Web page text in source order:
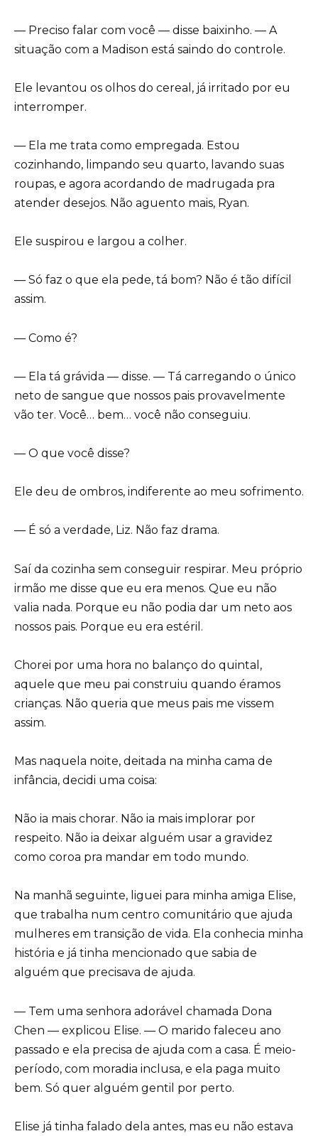
— Preciso falar com você — disse baixinho. — A
situação com a Madison está saindo do controle.
Ele levantou os olhos do cereal, já irritado por eu
interromper.
— Ela me trata como empregada. Estou
cozinhando, limpando seu quarto, lavando suas
roupas, e agora acordando de madrugada pra
atender desejos. Não aguento mais, Ryan.
Ele suspirou e largou a colher.
— Só faz o que ela pede, tá bom? Não é tão difícil
assim.
— Como é?
— Ela tá grávida — disse. — Tá carregando o único
neto de sangue que nossos pais provavelmente
vão ter. Você… bem… você não conseguiu.
— O que você disse?
Ele deu de ombros, indiferente ao meu sofrimento.
— É só a verdade, Liz. Não faz drama.
Saí da cozinha sem conseguir respirar. Meu próprio
irmão me disse que eu era menos. Que eu não
valia nada. Porque eu não podia dar um neto aos
nossos pais. Porque eu era estéril.
Chorei por uma hora no balanço do quintal,
aquele que meu pai construiu quando éramos
crianças. Não queria que meus pais me vissem
assim.
Mas naquela noite, deitada na minha cama de
infância, decidi uma coisa:
Não ia mais chorar. Não ia mais implorar por
respeito. Não ia deixar alguém usar a gravidez
como coroa pra mandar em todo mundo.
Na manhã seguinte, liguei para minha amiga Elise,
que trabalha num centro comunitário que ajuda
mulheres em transição de vida. Ela conhecia minha
história e já tinha mencionado que sabia de
alguém que precisava de ajuda.
— Tem uma senhora adorável chamada Dona
Chen — explicou Elise. — O marido faleceu ano
passado e ela precisa de ajuda com a casa. É meio-
período, com moradia inclusa, e ela paga muito
bem. Só quer alguém gentil por perto.
Elise já tinha falado dela antes, mas eu não estava